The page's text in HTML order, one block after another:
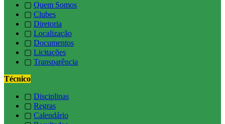
▢ Quem Somos
▢ Clubes
▢ Diretoria
▢ Localização
▢ Documentos
▢ Licitações
▢ Transparência
Técnico
▢ Disciplinas
▢ Regras
▢ Calendário